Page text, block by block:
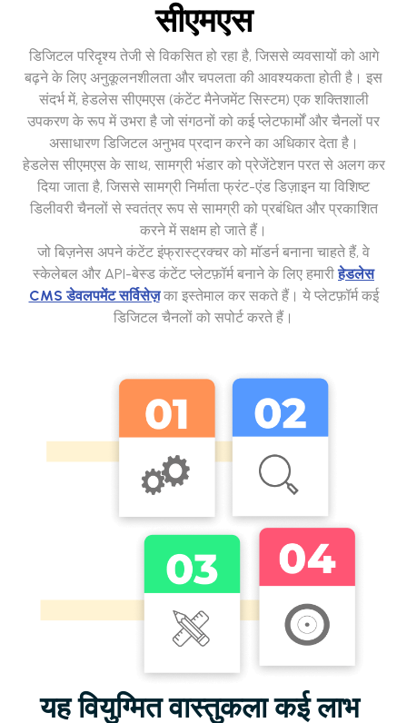
सीएमएस
डिजिटल परिदृश्य तेजी से विकसित हो रहा है, जिससे व्यवसायों को आगे
बढ़ने के लिए अनुकूलनशीलता और चपलता की आवश्यकता होती है। इस
संदर्भ में, हेडलेस सीएमएस (कंटेंट मैनेजमेंट सिस्टम) एक शक्तिशाली
उपकरण के रूप में उभरा है जो संगठनों को कई प्लेटफार्मों और चैनलों पर
असाधारण डिजिटल अनुभव प्रदान करने का अधिकार देता है।
हेडलेस सीएमएस के साथ, सामग्री भंडार को प्रेजेंटेशन परत से अलग कर
दिया जाता है, जिससे सामग्री निर्माता फ्रंट-एंड डिज़ाइन या विशिष्ट
डिलीवरी चैनलों से स्वतंत्र रूप से सामग्री को प्रबंधित और प्रकाशित
करने में सक्षम हो जाते हैं।
जो बिज़नेस अपने कंटेंट इंफ्रास्ट्रक्चर को मॉडर्न बनाना चाहते हैं, वे
स्केलेबल और API-बेस्ड कंटेंट प्लेटफ़ॉर्म बनाने के लिए हमारीहेडलेस
CMS डेवलपमेंट सर्विसेज़का इस्तेमाल कर सकते हैं। ये प्लेटफ़ॉर्म कई
डिजिटल चैनलों को सपोर्ट करते हैं।
यह वियुग्मित वास्तुकला कई लाभ